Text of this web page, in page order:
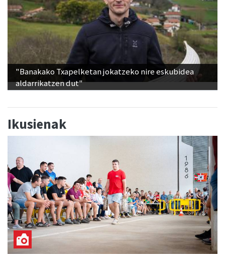
"Banakako Txapelketan jokatzeko nire eskubidea
aldarrikatzen dut"
Ikusienak